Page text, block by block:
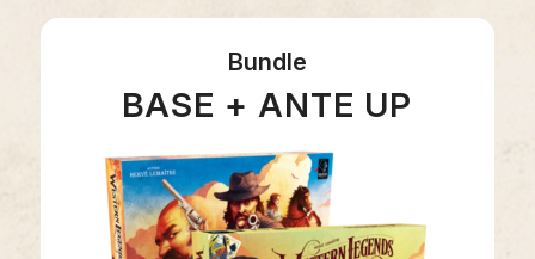
Bundle
BASE + ANTE UP